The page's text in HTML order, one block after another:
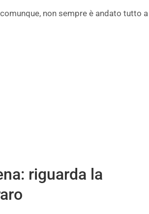
non sempre è andato tutto a
riguarda la